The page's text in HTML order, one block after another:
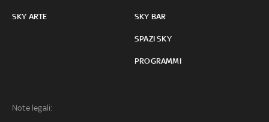
SKY ARTE SKY BAR
SPAZI SKY
PROGRAMMI
Note legali: